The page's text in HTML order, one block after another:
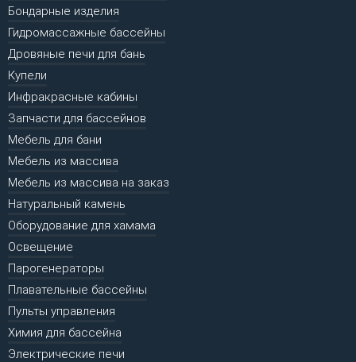
Бондарные изделия
Гидромассажные бассейны
Дровяные печи для бань
Купели
Инфракрасные кабины
Запчасти для бассейнов
Мебель для бани
Мебель из массива
Мебель из массива на заказ
Натуральный камень
Оборудование для хамама
Освещение
Парогенераторы
Плавательные бассейны
Пульты управления
Химия для бассейна
Электрические печи